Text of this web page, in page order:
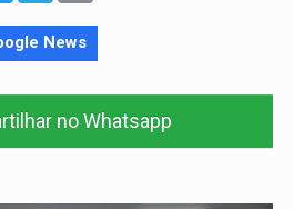
News
no Whatsapp